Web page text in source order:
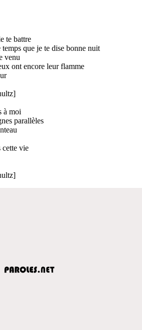
te battre
que je te dise bonne nuit
venu
ont encore leur flamme
à moi
parallèles
cette vie